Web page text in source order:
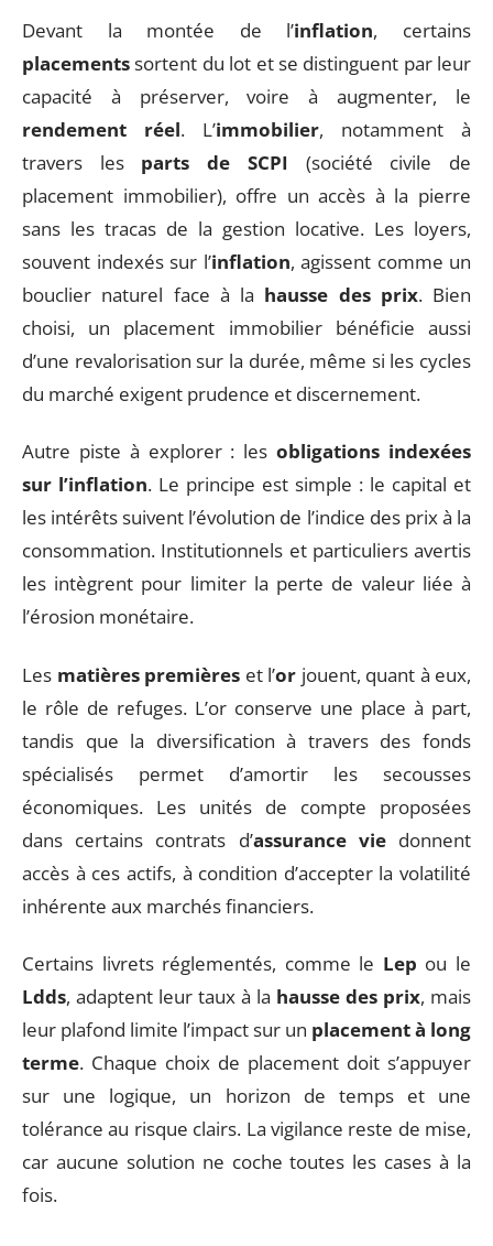
Devant la montée de l’inflation, certains
placementssortent du lot et se distinguent par leur
capacité à préserver, voire à augmenter, le
rendement réel. L’immobilier, notamment à
travers les parts de SCPI (société civile de
placement immobilier), offre un accès à la pierre
sans les tracas de la gestion locative. Les loyers,
souvent indexés sur l’inflation, agissent comme un
bouclier naturel face à la hausse des prix. Bien
choisi, un placement immobilier bénéficie aussi
d’une revalorisation sur la durée, même si les cycles
du marché exigent prudence et discernement.
Autre piste à explorer : lesobligations indexées
sur l’inflation. Le principe est simple : le capital et
les intérêts suivent l’évolution de l’indice des prix à la
consommation. Institutionnels et particuliers avertis
les intègrent pour limiter la perte de valeur liée à
l’érosion monétaire.
Les matières premières et l’or jouent, quant à eux,
le rôle de refuges. L’or conserve une place à part,
tandis que la diversification à travers des fonds
spécialisés permet d’amortir les secousses
économiques. Les unités de compte proposées
dans certains contrats d’assurance viedonnent
accès à ces actifs, à condition d’accepter la volatilité
inhérente aux marchés financiers.
Certains livrets réglementés, comme le Lep ou le
Ldds, adaptent leur taux à la hausse des prix, mais
leur plafond limite l’impact sur un placement à long
terme. Chaque choix de placement doit s’appuyer
sur une logique, un horizon de temps et une
tolérance au risque clairs. La vigilance reste de mise,
car aucune solution ne coche toutes les cases à la
fois.